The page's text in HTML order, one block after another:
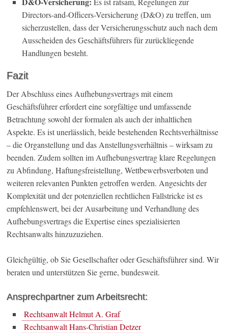
Directors-and-Officers-Versicherung (D&O) zu treffen, um
sicherzustellen, dass der Versicherungsschutz auch nach dem
Ausscheiden des Geschäftsführers für zurückliegende
Handlungen besteht.
Fazit
Der Abschluss eines Aufhebungsvertrags mit einem
Geschäftsführer erfordert eine sorgfältige und umfassende
Betrachtung sowohl der formalen als auch der inhaltlichen
Aspekte. Es ist unerlässlich, beide bestehenden Rechtsverhältnisse
– die Organstellung und das Anstellungsverhältnis – wirksam zu
beenden. Zudem sollten im Aufhebungsvertrag klare Regelungen
zu Abfindung, Haftungsfreistellung, Wettbewerbsverboten und
weiteren relevanten Punkten getroffen werden. Angesichts der
Komplexität und der potenziellen rechtlichen Fallstricke ist es
empfehlenswert, bei der Ausarbeitung und Verhandlung des
Aufhebungsvertrags die Expertise eines spezialisierten
Rechtsanwalts hinzuzuziehen.
Gleichgültig, ob Sie Gesellschafter oder Geschäftsführer sind. Wir
beraten und unterstützen Sie gerne, bundesweit.
Ansprechpartner zum Arbeitsrecht:
Rechtsanwalt Helmut A. Graf
Rechtsanwalt Hans-Christian Detzer